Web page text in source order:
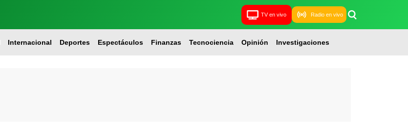
TV en vivo Radio en vivo
Internacional Deportes Espectáculos Finanzas Tecnociencia Opinión Investigaciones